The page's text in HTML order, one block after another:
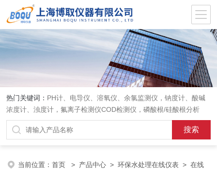
热门关键词： PH计、电导仪、溶氧仪、余氯监测仪，钠度计、酸碱
浓度计、浊度计，氟离子检测仪COD检测仪，磷酸根/硅酸根分析
仪，PH电极、溶氧电极、电导电极
当前位置：首页 > 产品中心 >环保水处理在线仪表 >在线